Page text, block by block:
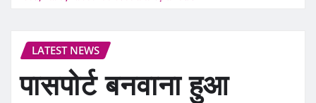
LATEST NEWS
पासपोर्ट बनवाना हुआ